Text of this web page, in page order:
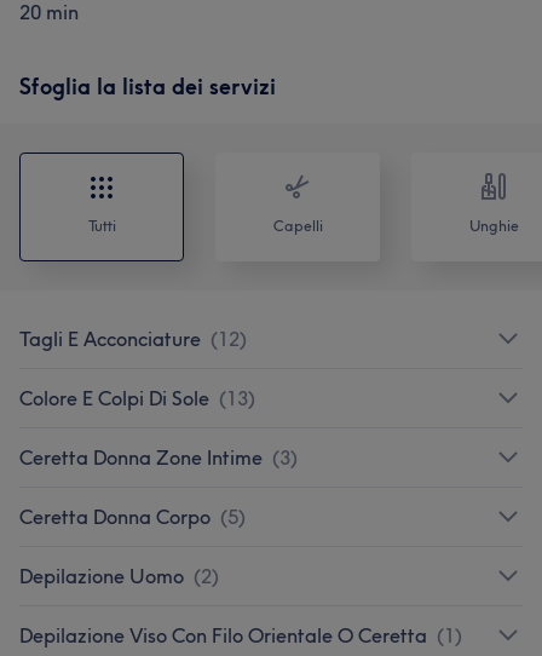
20 min
Sfoglia la lista dei servizi
Tutti Capelli Unghie
Tagli E Acconciature (12)
Colore E Colpi Di Sole (13)
Ceretta Donna Zone Intime (3)
Ceretta Donna Corpo (5)
Depilazione Uomo (2)
Depilazione Viso Con Filo Orientale O Ceretta (1)